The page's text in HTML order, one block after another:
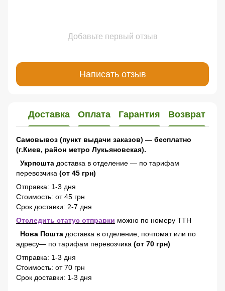
Добавьте первый отзыв
Написать отзыв
Доставка Оплата Гарантия Возврат
Самовывоз (пункт выдачи заказов) — бесплатно
(г.Киев, район метро Лукьяновская).
Укрпошта доставка в отделение — по тарифам
перевозчика (от 45 грн)
Отправка: 1-3 дня
Стоимость: от 45 грн
Срок доставки: 2-7 дня
Отследить статус отправки можно по номеру ТТН
Нова Пошта доставка в отделение, почтомат или по
адресу— по тарифам перевозчика (от 70 грн)
Отправка: 1-3 дня
Стоимость: от 70 грн
Срок доставки: 1-3 дня